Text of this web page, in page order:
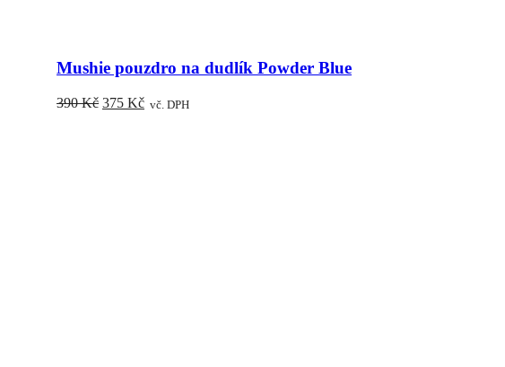
Mushie pouzdro na dudlík Powder Blue
390Kč Původní
375 KčAktuální
vč. DPH